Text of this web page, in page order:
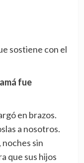
sostiene con el
fue
en brazos.
a nosotros.
sin
que sus hijos